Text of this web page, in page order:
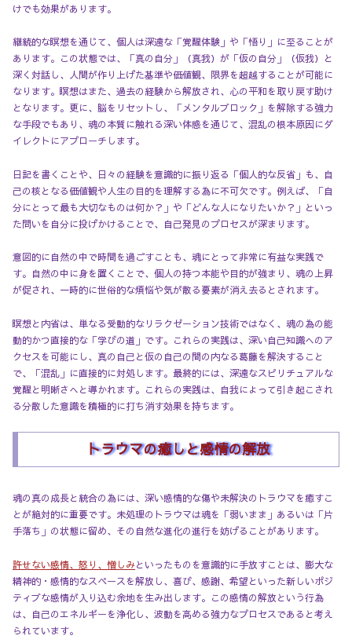
けでも効果があります。
継続的な瞑想を通じて、個人は深遠な「覚醒体験」や「悟り」に至ることが
あります。この状態では、「真の自分」（真我）が「仮の自分」（仮我）と
深く対話し、人間が作り上げた基準や価値観、限界を超越することが可能に
なります。瞑想はまた、過去の経験から解放され、心の平和を取り戻す助け
となります。更に、脳をリセットし、「メンタルブロック」を解除する強力
な手段でもあり、魂の本質に触れる深い体感を通じて、混乱の根本原因にダ
イレクトにアプローチします。
日記を書くことや、日々の経験を意識的に振り返る「個人的な反省」も、自
己の核となる価値観や人生の目的を理解する為に不可欠です。例えば、「自
分にとって最も大切なものは何か？」や「どんな人になりたいか？」といっ
た問いを自分に投げかけることで、自己発見のプロセスが深まります。
意図的に自然の中で時間を過ごすことも、魂にとって非常に有益な実践で
す。自然の中に身を置くことで、個人の持つ本能や目的が強まり、魂の上昇
が促され、一時的に世俗的な煩悩や気が散る要素が消え去るとされます。
瞑想と内省は、単なる受動的なリラクゼーション技術ではなく、魂の為の能
動的かつ直接的な「学びの道」です。これらの実践は、深い自己知識へのア
クセスを可能にし、真の自己と仮の自己の間の内なる葛藤を解決すること
で、「混乱」に直接的に対処します。最終的には、深遠なスピリチュアルな
覚醒と明晰さへと導かれます。これらの実践は、自我によって引き起こされ
る分散した意識を積極的に打ち消す効果を持ちます。
トラウマの癒しと感情の解放
魂の真の成長と統合の為には、深い感情的な傷や未解決のトラウマを癒すこ
とが絶対的に重要です。未処理のトラウマは魂を「弱いまま」あるいは「片
手落ち」の状態に留め、その自然な進化の進行を妨げることがあります。
許せない感情、怒り、憎しみといったものを意識的に手放すことは、膨大な
精神的・感情的なスペースを解放し、喜び、感謝、希望といった新しいポジ
ティブな感情が入り込む余地を生み出します。この感情の解放という行為
は、自己のエネルギーを浄化し、波動を高める強力なプロセスであると考え
られています。